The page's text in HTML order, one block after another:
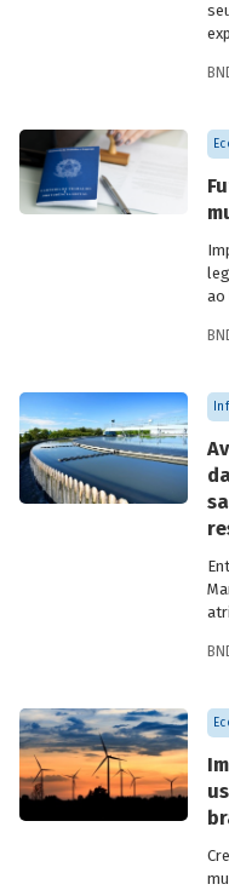
ao
–